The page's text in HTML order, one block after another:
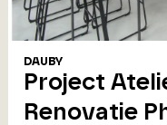
DAUBY
Project
Renovatie